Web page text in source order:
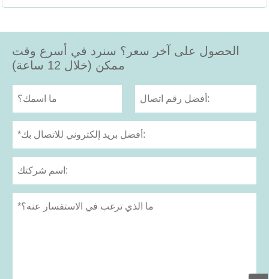
الحصول على آخر سعر؟ سنرد في أسرع وقت
ممكن (خلال 12 ساعة)